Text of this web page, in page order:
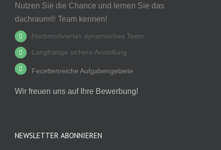
Nutzen Sie die Chance und lernen Sie das
dachraum® Team kennen!
Hochmotiviertes dynamisches Team
Langfristige sichere Anstellung
Fecettenreiche Aufgabengebiete
Wir freuen uns auf Ihre Bewerbung!
NEWSLETTER ABONNIEREN